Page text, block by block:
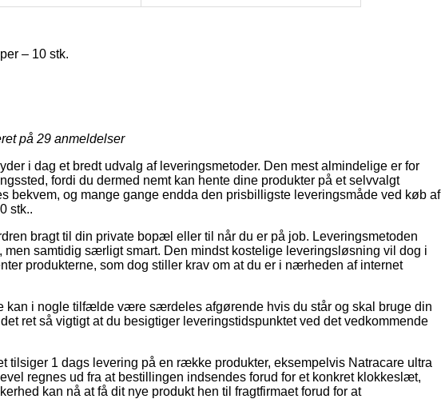
– 10 stk.
på 29 anmeldelser
i dag et bredt udvalg af leveringsmetoder. Den mest almindelige er for
fordi du dermed nemt kan hente dine produkter på et selvvalgt
bekvem, og mange gange endda den prisbilligste leveringsmåde ved køb af
stk..
bragt til din private bopæl eller til når du er på job. Leveringsmetoden
men samtidig særligt smart. Den mindst kostelige leveringsløsning vil dog i
produkterne, som dog stiller krav om at du er i nærheden af internet
kan i nogle tilfælde være særdeles afgørende hvis du står og skal bruge din
ret så vigtigt at du besigtiger leveringstidspunktet ved det vedkommende
tilsiger 1 dags levering på en række produkter, eksempelvis Natracare ultra
regnes ud fra at bestillingen indsendes forud for et konkret klokkeslæt,
kan nå at få dit nye produkt hen til fragtfirmaet forud for at